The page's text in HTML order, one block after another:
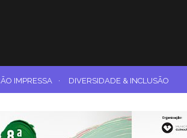
IMPRESSA · DIVERSIDADE & INCLUSÃO